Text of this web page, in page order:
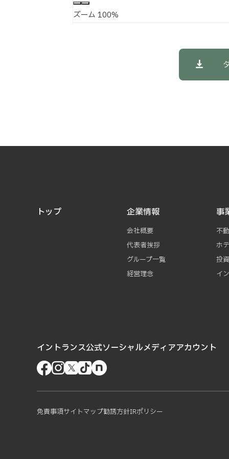
ズーム 100%
トップ 企業情報
会社概要
代表者挨拶
グループ一覧
経営理念
事
不
ホ
投
イ
イントランス公式ソーシャルメディアアカウント
免責事項サイトマップ勧誘方針IRポリシー